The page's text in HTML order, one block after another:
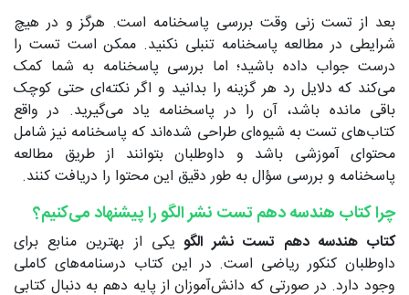
بعد از تست زنی وقت بررسی پاسخنامه است. هرگز و در هیچ
شرایطی در مطالعه پاسخنامه تنبلی نکنید. ممکن است تست را
درست جواب داده باشید؛ اما بررسی پاسخنامه به شما کمک
می‌کند که دلایل رد هر گزینه را بدانید و اگر نکته‌ای حتی کوچک
باقی مانده باشد، آن را در پاسخنامه یاد می‌گیرید. در واقع
کتاب‌های تست به شیوه‌ای طراحی شده‌اند که پاسخنامه نیز شامل
محتوای آموزشی باشد و داوطلبان بتوانند از طریق مطالعه
پاسخنامه و بررسی سؤال به طور دقیق این محتوا را دریافت کنند.
چرا کتاب هندسه دهم تست نشر الگو را پیشنهاد می‌کنیم؟
کتاب هندسه دهم تست نشر الگو یکی از بهترین منابع برای
داوطلبان کنکور ریاضی است. در این کتاب درسنامه‌های کاملی
وجود دارد. در صورتی که دانش‌آموزان از پایه دهم به دنبال کتابی